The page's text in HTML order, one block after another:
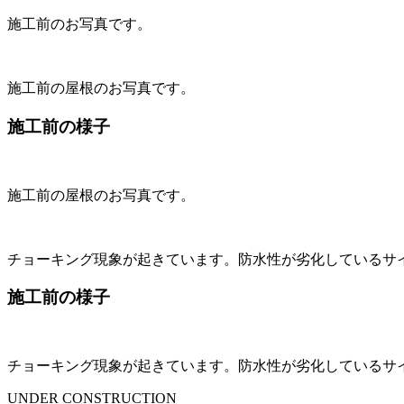
施工前のお写真です。
施工前の屋根のお写真です。
施工前の様子
施工前の屋根のお写真です。
チョーキング現象が起きています。防水性が劣化しているサ
施工前の様子
チョーキング現象が起きています。防水性が劣化しているサ
UNDER CONSTRUCTION